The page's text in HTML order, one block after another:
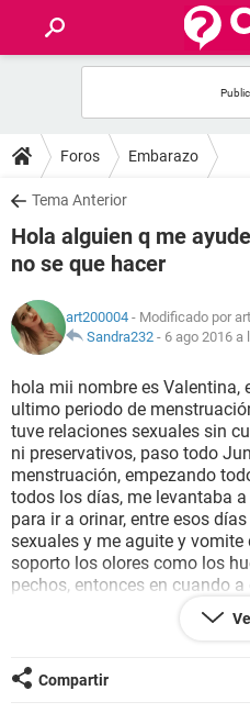
FOROS
SALUD
NUTRICIÓN
SEXUALIDAD
GLOSARIO
Foros Embarazo
Tema Anterior
Hola alguien q me
no se que hacer
art200004 - Modificado por
Sandra232 - 6 ago 2016 a
hola mii nombre es Valentina,
ultimo periodo de
tuve relaciones sexuales sin
ni preservativos, paso todo
menstruación, empezando
todos los días, me levantaba
para ir a orinar, entre esos
sexuales y me aguite y
soporto los olores como los
pechos, entonces en cuando
menstruación dude y me hice
una semana mas me hice el
me mando a hacer un test y
me llego mi menstruación
Compartir